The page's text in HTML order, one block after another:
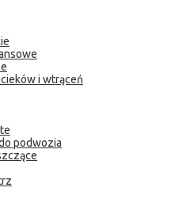
i wtrąceń
podwozia